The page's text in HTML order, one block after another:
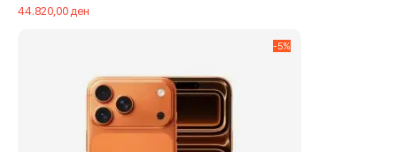
44.820,00ден
-5%